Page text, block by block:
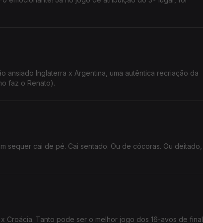
ansiado Inglaterra x Argentina, uma autêntica recriação da
faz o Renato).
sequer cai de pé. Cai sentado. Ou de cócoras. Ou deitado,
Croácia. Tanto pode ser o melhor jogo dos 16-avos de final,